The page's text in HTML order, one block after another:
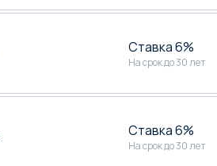
Ставка 6%
На срок до 30 лет
Ставка 6%
На срок до 30 лет